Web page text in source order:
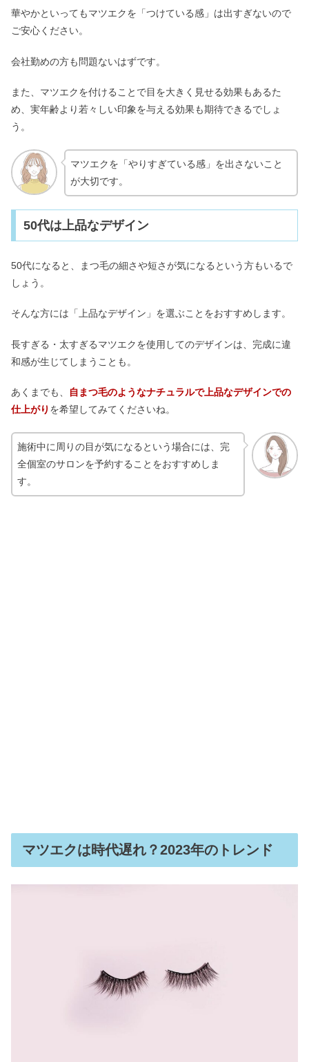
華やかといってもマツエクを「つけている感」は出すぎないので
ご安心ください。
会社勤めの方も問題ないはずです。
また、マツエクを付けることで目を大きく見せる効果もあるた
め、実年齢より若々しい印象を与える効果も期待できるでしょ
う。
マツエクを「やりすぎている感」を出さないこと
が大切です。
50代は上品なデザイン
50代になると、まつ毛の細さや短さが気になるという方もいるで
しょう。
そんな方には「上品なデザイン」を選ぶことをおすすめします。
長すぎる・太すぎるマツエクを使用してのデザインは、完成に違
和感が生じてしまうことも。
あくまでも、
自まつ毛のようなナチュラルで上品なデザインでの
仕上がり を希望してみてくださいね。
施術中に周りの目が気になるという場合には、完
全個室のサロンを予約することをおすすめしま
す。
マツエクは時代遅れ？2023年のトレンド